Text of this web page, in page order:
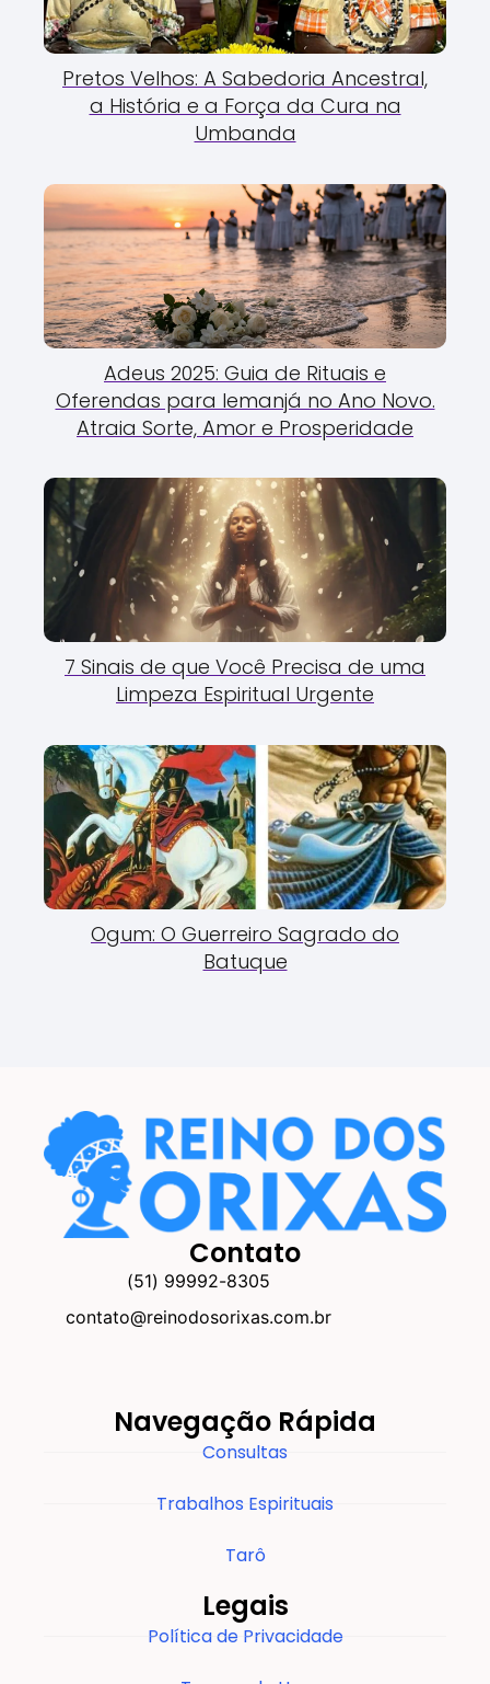
Pretos Velhos: A Sabedoria Ancestral,
a História e a Força da Cura na
Umbanda
Adeus 2025: Guia de Rituais e
Oferendas para Iemanjá no Ano Novo.
Atraia Sorte, Amor e Prosperidade
7 Sinais de que Você Precisa de uma
Limpeza Espiritual Urgente
Ogum: O Guerreiro Sagrado do
Batuque
Contato
(51) 99992-8305
contato@reinodosorixas.com.br
Navegação Rápida
Consultas
Trabalhos Espirituais
Tarô
Legais
Política de Privacidade